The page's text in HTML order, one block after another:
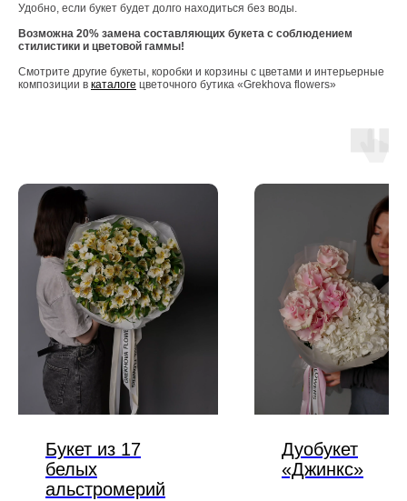
Удобно, если букет будет долго находиться без воды.
Возможна 20% замена составляющих букета с соблюдением
стилистики и цветовой гаммы!
Смотрите другие букеты, коробки и корзины с цветами и интерьерные
композиции в каталоге цветочного бутика «Grekhova flowers»
Букет из 17
белых
альстромерий
Дуобукет
«Джинкс»